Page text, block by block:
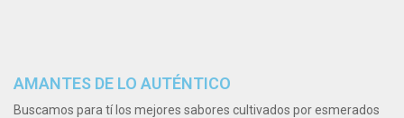
AMANTES DE LO AUTÉNTICO
Buscamos para tí los mejores sabores cultivados por esmerados